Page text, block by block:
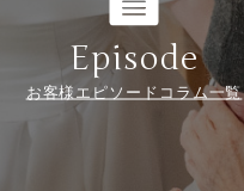
Episode
お客様エピソードコラム一覧